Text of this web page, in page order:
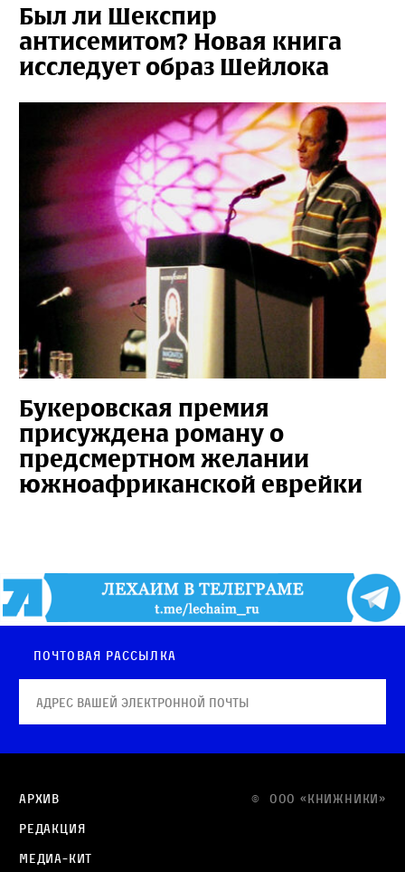
Был ли Шекспир
антисемитом? Новая книга
исследует образ Шейлока
Букеровская премия
присуждена роману о
предсмертном желании
южноафриканской еврейки
Почтовая рассылка
© OOO «КНИЖНИКИ»
Архив
Редакция
Медиа-кит